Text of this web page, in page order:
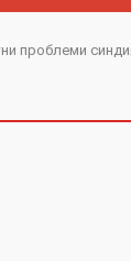
проблеми